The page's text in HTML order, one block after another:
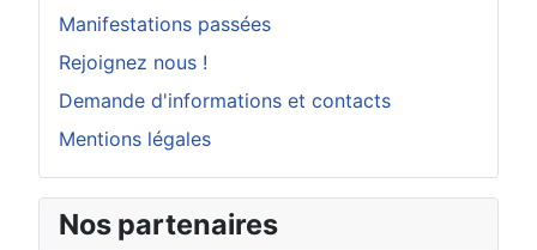
Manifestations passées
Rejoignez nous !
Demande d'informations et contacts
Mentions légales
Nos partenaires